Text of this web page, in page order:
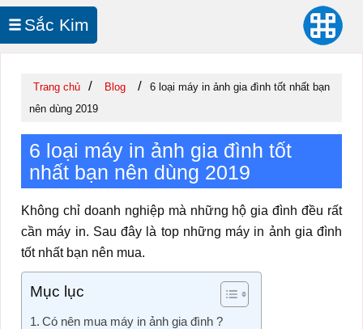
In UV Cuộn
Sắc Kim
Trang chủ / Blog /
6 loại máy in ảnh gia đình tốt nhất bạn
nên dùng 2019
6 loại máy in ảnh gia đình tốt
nhất bạn nên dùng 2019
Không chỉ doanh nghiệp mà những hộ gia đình đều rất
cần máy in. Sau đây là top những máy in ảnh gia đình
tốt nhất bạn nên mua.
Mục lục
Có nên mua máy in ảnh gia đình ?